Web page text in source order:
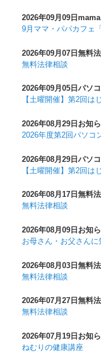
2026年09月09日
9月ママ・パパカフェ
2026年09月07日 無料
無料法律相談
2026年09月05日 パソ
【土曜開催】第2回は
2026年08月29日 お知
2026年度第2回パソコ
2026年08月29日 パソ
【土曜開催】第2回は
2026年08月17日 無料
無料法律相談
2026年08月09日 お知
お母さん・お父さん
2026年08月03日無料
無料法律相談
2026年07月27日 無料
無料法律相談
2026年07月19日 お知
ねむりの健康講座